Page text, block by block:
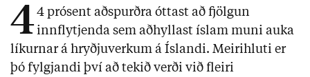
44 prósent aðspurðra óttast að fjölgun
innflytjenda sem aðhyllast íslam muni auka
líkurnar á hryðjuverkum á Íslandi. Meirihluti er
þó fylgjandi því að tekið verði við fleiri